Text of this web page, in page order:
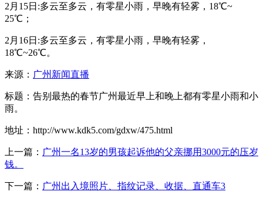
2月15日:多云至多云，有零星小雨，早晚有轻雾，18℃~
25℃；
2月16日:多云至多云，有零星小雨，早晚有轻雾，
18℃~26℃。
来源： 广州新闻直播
标题：告别最热的春节广州最近早上和晚上都有零星小雨和小
雨。
地址：http://www.kdk5.com/gdxw/475.html
上一篇： 广州一名13岁的男孩起诉他的父亲挪用3000元的压岁
钱。
下一篇： 广州出入境照片、指纹记录、收据、直通车3